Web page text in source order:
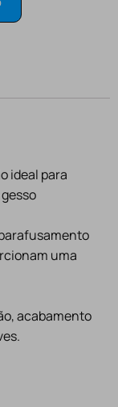
ideal para
uma
acabamento